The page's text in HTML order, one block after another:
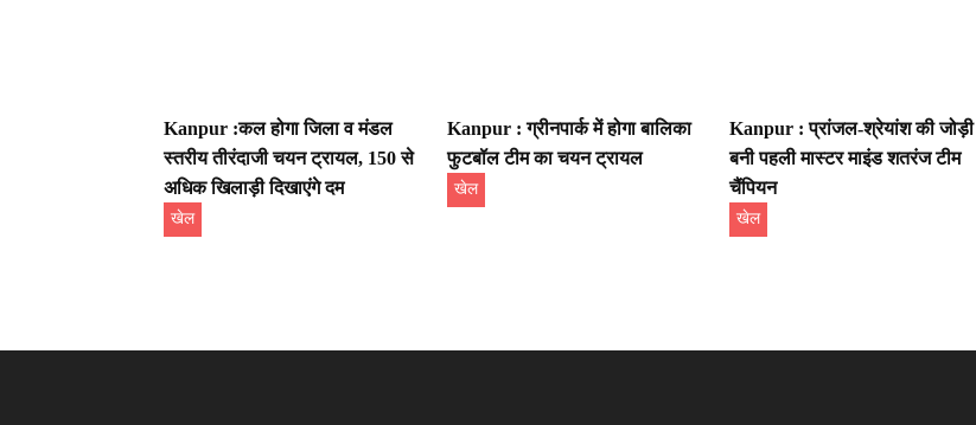
Kanpur :कल होगा जिला व मंडल
स्तरीय तीरंदाजी चयन ट्रायल, 150 से
अधिक खिलाड़ी दिखाएंगे दम
खेल
Kanpur : ग्रीनपार्क में होगा बालिका
फुटबॉल टीम का चयन ट्रायल
खेल
Kanpur : प्रांजल-श्रेयांश की जोड़ी
बनी पहली मास्टर माइंड शतरंज टीम
चैंपियन
खेल